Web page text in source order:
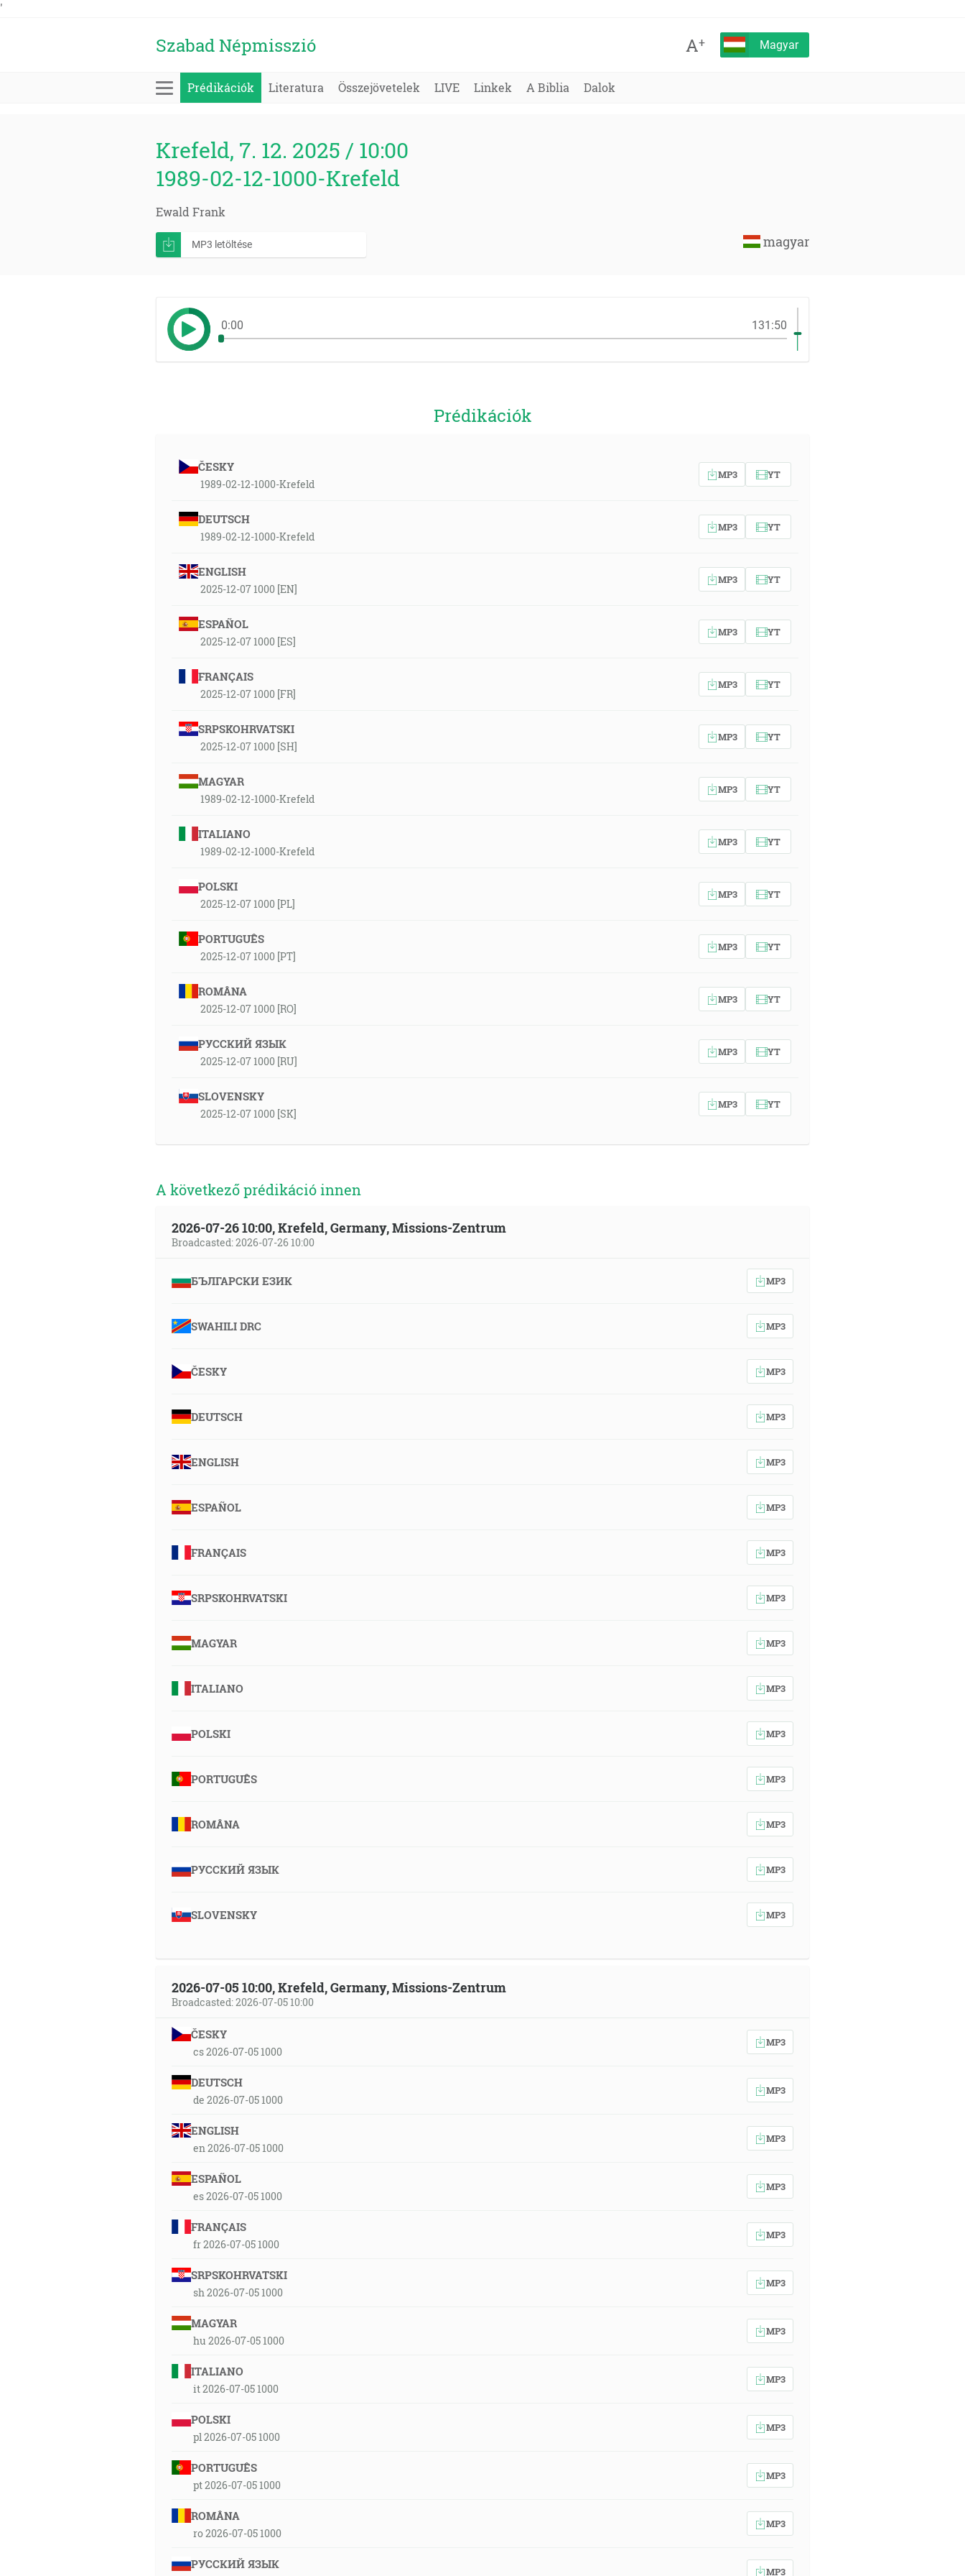
'
Szabad Népmisszió A+ Magyar
Prédikációk Literatura Összejövetelek LIVE Linkek A Biblia Dalok
Krefeld, 7. 12. 2025 / 10:00
1989-02-12-1000-Krefeld
Ewald Frank
magyar
MP3 letöltése
0:00 131:50
Prédikációk
ČESKY
1989-02-12-1000-Krefeld
MP3 YT
DEUTSCH
1989-02-12-1000-Krefeld
MP3 YT
ENGLISH
2025-12-07 1000 [EN]
MP3 YT
ESPAÑOL
2025-12-07 1000 [ES]
MP3 YT
FRANÇAIS
2025-12-07 1000 [FR]
MP3 YT
SRPSKOHRVATSKI
2025-12-07 1000 [SH]
MP3 YT
MAGYAR
1989-02-12-1000-Krefeld
MP3 YT
ITALIANO
1989-02-12-1000-Krefeld
MP3 YT
POLSKI
2025-12-07 1000 [PL]
MP3 YT
PORTUGUÊS
2025-12-07 1000 [PT]
MP3 YT
ROMÂNA
2025-12-07 1000 [RO]
MP3 YT
РУССКИЙ ЯЗЫК
2025-12-07 1000 [RU]
MP3 YT
SLOVENSKY
2025-12-07 1000 [SK]
MP3 YT
A következő prédikáció innen
2026-07-26 10:00, Krefeld, Germany, Missions-Zentrum
Broadcasted: 2026-07-26 10:00
БЪЛГАРСКИ ЕЗИК MP3
SWAHILI DRC MP3
ČESKY MP3
DEUTSCH MP3
ENGLISH MP3
ESPAÑOL MP3
FRANÇAIS MP3
SRPSKOHRVATSKI MP3
MAGYAR MP3
ITALIANO MP3
POLSKI MP3
PORTUGUÊS MP3
ROMÂNA MP3
РУССКИЙ ЯЗЫК MP3
SLOVENSKY MP3
2026-07-05 10:00, Krefeld, Germany, Missions-Zentrum
Broadcasted: 2026-07-05 10:00
ČESKY
cs 2026-07-05 1000
MP3
DEUTSCH
de 2026-07-05 1000
MP3
ENGLISH
en 2026-07-05 1000
MP3
ESPAÑOL
es 2026-07-05 1000
MP3
FRANÇAIS
fr 2026-07-05 1000
MP3
SRPSKOHRVATSKI
sh 2026-07-05 1000
MP3
MAGYAR
hu 2026-07-05 1000
MP3
ITALIANO
it 2026-07-05 1000
MP3
POLSKI
pl 2026-07-05 1000
MP3
PORTUGUÊS
pt 2026-07-05 1000
MP3
ROMÂNA
ro 2026-07-05 1000
MP3
РУССКИЙ ЯЗЫК
MP3